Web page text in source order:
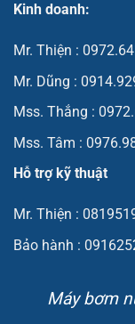
Kinh doanh:
Mr. Thiện :
Mr. Dũng :
Mss. Thắng :
Mss. Tâm :
Hỗ trợ kỹ thuật
Mr. Thiện :
Bảo hành :
Máy bơm